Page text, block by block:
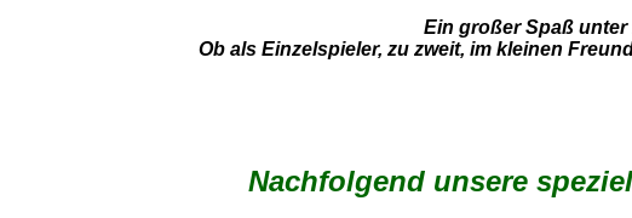
Ein großer Spaß unter
Ob als Einzelspieler, zu zweit, im kleinen
Nachfolgend unsere